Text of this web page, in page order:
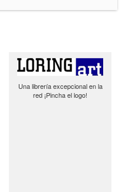
Una librería excepcional en la
red ¡Pincha el logo!